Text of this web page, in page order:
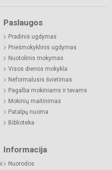
Paslaugos
Pradinis ugdymas
Priešmokyklinis ugdymas
Nuotolinis mokymas
Visos dienos mokykla
Neformalusis švietimas
Pagalba mokiniams ir tėvams
Mokinių maitinimas
Patalpų nuoma
Biblioteka
Informacija
Nuorodos